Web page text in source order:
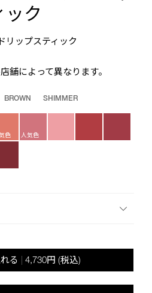
ク
リップスティック
舗によって異なります。
BROWN SHIMMER
色 人気色
る 4,730円 (税込)